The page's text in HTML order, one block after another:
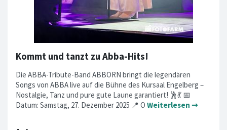
Kommt und tanzt zu Abba-Hits!
Die ABBA-Tribute-Band ABBORN bringt die legendären
Songs von ABBA live auf die Bühne des Kursaal Engelberg –
Nostalgie, Tanz und pure gute Laune garantiert! 🕺💃 📅
Datum: Samstag, 27. Dezember 2025 📍 O Weiterlesen ➞